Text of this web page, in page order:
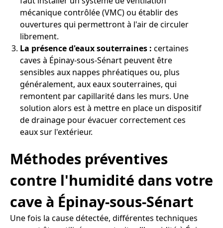
mécanique contrôlée (VMC) ou établir des
ouvertures qui permettront à l'air de circuler
librement.
La présence d'eaux souterraines : certaines
caves à Épinay-sous-Sénart peuvent être
sensibles aux nappes phréatiques ou, plus
généralement, aux eaux souterraines, qui
remontent par capillarité dans les murs. Une
solution alors est à mettre en place un dispositif
de drainage pour évacuer correctement ces
eaux sur l'extérieur.
Méthodes préventives
contre l'humidité dans votre
cave à Épinay-sous-Sénart
Une fois la cause détectée, différentes techniques